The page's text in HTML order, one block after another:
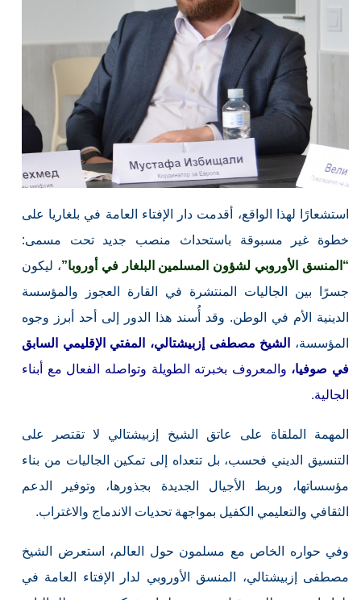
استشعارًا لهذا الواقع، أقدمت دار الإفتاء العامة في بلغاريا على
خطوة غير مسبوقة باستحداث منصب جديد تحت مسمى:
“المنسق الأوروبي لشؤون المسلمين البلغار في أوروبا”، ليكون
جسرًا بين الجاليات المنتشرة في القارة العجوز والمؤسسة
الدينية الأم في الوطن. وقد أُسند هذا الدور إلى أحد أبرز وجوه
المؤسسة،
الشيخ مصطفى إزبيشتالي، المفتي الإقليمي السابق
في صوفيا، والمعروف بخبرته الطويلة وتواصله الفعال مع أبناء
الجالية.
المهمة الملقاة على عاتق الشيخ إزبيشتالي لا تقتصر على
التنسيق الديني فحسب، بل تتعداه إلى تمكين الجاليات من بناء
مؤسساتها، وربط الأجيال الجديدة بجذورها، وتوفير الدعم
الثقافي والتعليمي الكفيل بمواجهة تحديات الاندماج والاغتراب.
وفي حواره الخاص مع مسلمون حول العالم، استعرض الشيخ
مصطفى إزبيشتالي، المنسق الأوروبي لدار الإفتاء العامة في